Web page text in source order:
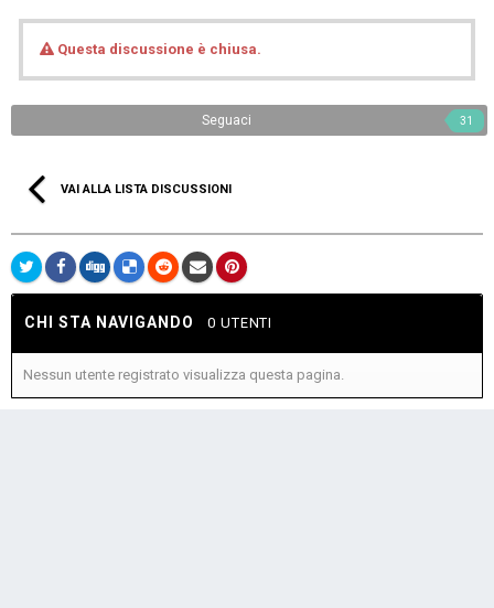
Questa discussione è chiusa.
Seguaci 31
VAI ALLA LISTA DISCUSSIONI
CHI STA NAVIGANDO 0 UTENTI
Nessun utente registrato visualizza questa pagina.